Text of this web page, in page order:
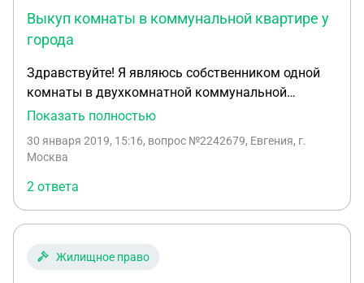
Выкуп комнаты в коммунальной квартире у
города
Здравствуйте! Я являюсь собственником одной
комнаты в двухкомнатной коммунальной
квартире. Вторая комната принадлежит городу.
второй комнаты, могу ли я претендовать на ее
И что для этого нужно?
Показать полностью
30 января 2019, 15:16, вопрос №2242679, Евгения, г.
Москва
2 ответа
Жилищное право